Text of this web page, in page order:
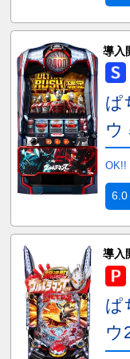
導入
ぱ
ウ
OK!!
6.0
導入
ぱ
ウ